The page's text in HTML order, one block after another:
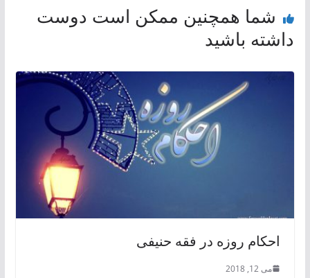
شما همچنین ممکن است دوست
داشته باشید
احكام روزه در فقه حنیفی
می 12, 2018